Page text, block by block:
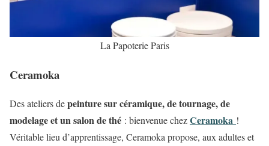
La Papoterie Paris
Ceramoka
Des ateliers depeinture sur céramique, de tournage, de
modelage et un salon de thé : bienvenue chezCeramoka !
Véritable lieu d’apprentissage, Ceramoka propose, aux adultes et